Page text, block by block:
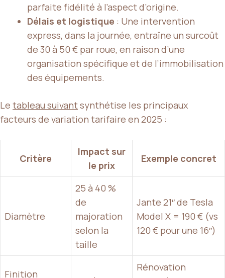
parfaite fidélité à l’aspect d’origine.
Délais et logistique : Une intervention
express, dans la journée, entraîne un surcoût
de 30 à 50 € par roue, en raison d’une
organisation spécifique et de l’immobilisation
des équipements.
Le tableau suivantsynthétise les principaux
facteurs de variation tarifaire en 2025 :
Critère
Impact sur
le prix
Exemple concret
Diamètre
25 à 40 %
de
majoration
selon la
taille
Jante 21″ de Tesla
Model X = 190 € (vs
120 € pour une 16″)
Finition
Rénovation